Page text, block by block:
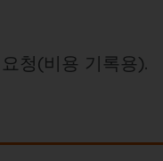
요청(비용 기록용).